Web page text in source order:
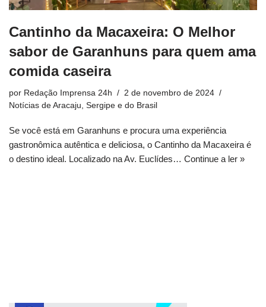
Cantinho da Macaxeira: O Melhor
sabor de Garanhuns para quem ama
comida caseira
por Redação Imprensa 24h
2 de novembro de 2024
Notícias de Aracaju, Sergipe e do Brasil
Se você está em Garanhuns e procura uma experiência
gastronômica autêntica e deliciosa, o Cantinho da Macaxeira é
o destino ideal. Localizado na Av. Euclídes… Continue a ler »